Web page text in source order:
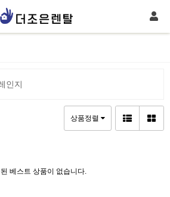
인지
상품정렬
베스트 상품이 없습니다.